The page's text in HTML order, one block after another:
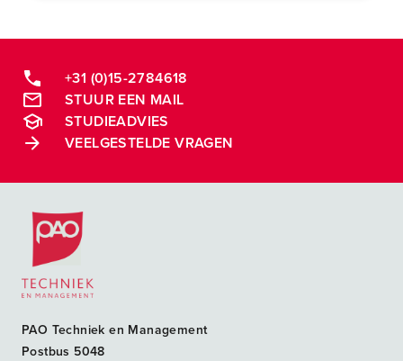
+31 (0)15-2784618
STUUR EEN MAIL
STUDIEADVIES
VEELGESTELDE VRAGEN
Postacademische cursussen, leergangen en opleidingen
PAO Techniek en Management
Postbus 5048